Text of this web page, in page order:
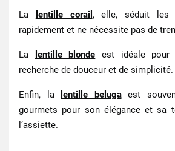
La lentille corail , elle, séduit
rapidement et ne nécessite pas de
La lentille blonde est idéale
recherche de douceur et de simplicité.
Enfin, la lentille belugaest
gourmets pour son élégance et sa
l’assiette.